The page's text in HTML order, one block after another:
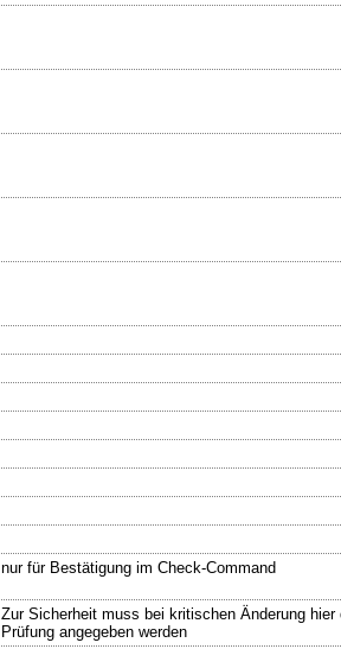
nur für Bestätigung im Check-Command
Zur Sicherheit muss bei kritischen Änderung
Prüfung angegeben werden